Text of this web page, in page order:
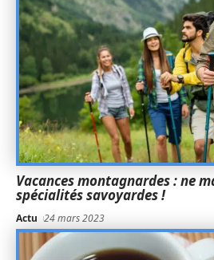
Vacances montagnardes : ne
spécialités savoyardes !
Actu 24 mars 2023